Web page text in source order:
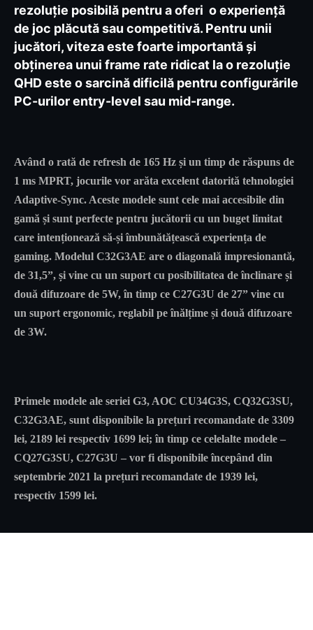
rezoluție posibilă pentru a oferi o experiență
de joc plăcută sau competitivă. Pentru unii
jucători, viteza este foarte importantă și
obținerea unui frame rate ridicat la o rezoluție
QHD este o sarcină dificilă pentru configurările
PC-urilor entry-level sau mid-range.
Având o rată de refresh de 165 Hz și un timp de răspuns de
1 ms MPRT, jocurile vor arăta excelent datorită tehnologiei
Adaptive-Sync. Aceste modele sunt cele mai accesibile din
gamă și sunt perfecte pentru jucătorii cu un buget limitat
care intenționează să-și îmbunătățească experiența de
gaming. Modelul C32G3AE are o diagonală impresionantă,
de 31,5”, și vine cu un suport cu posibilitatea de înclinare și
două difuzoare de 5W, în timp ce C27G3U de 27” vine cu
un suport ergonomic, reglabil pe înălțime și două difuzoare
de 3W.
Primele modele ale seriei G3, AOC CU34G3S, CQ32G3SU,
C32G3AE, sunt disponibile la prețuri recomandate de 3309
lei, 2189 lei respectiv 1699 lei; în timp ce celelalte modele –
CQ27G3SU, C27G3U – vor fi disponibile începând din
septembrie 2021 la prețuri recomandate de 1939 lei,
respectiv 1599 lei.